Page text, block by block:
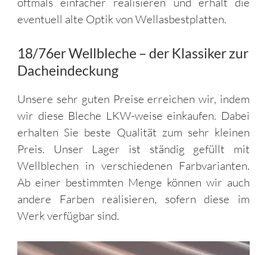
eventuell alte Optik von Wellasbestplatten.
18/76er Wellbleche – der Klassiker zur
Dacheindeckung
Unsere sehr guten Preise erreichen wir, indem
wir diese Bleche LKW-weise einkaufen. Dabei
erhalten Sie beste Qualität zum sehr kleinen
Preis. Unser Lager ist ständig gefüllt mit
Wellblechen in verschiedenen Farbvarianten.
Ab einer bestimmten Menge können wir auch
andere Farben realisieren, sofern diese im
Werk verfügbar sind.